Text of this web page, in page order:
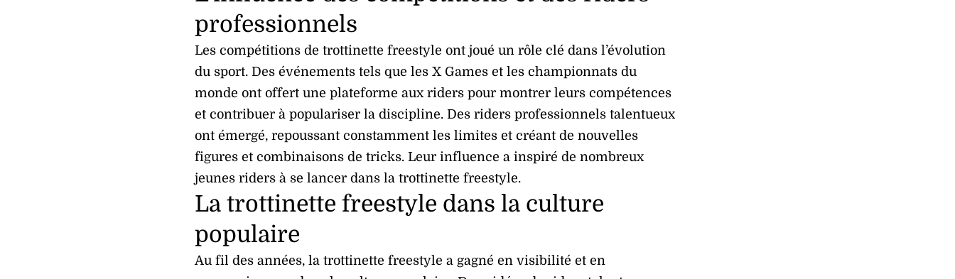
professionnels
Les compétitions de trottinette freestyle ont joué un rôle clé dans l’évolution
du sport. Des événements tels que les X Games et les championnats du
monde ont offert une plateforme aux riders pour montrer leurs compétences
et contribuer à populariser la discipline. Des riders professionnels talentueux
ont émergé, repoussant constamment les limites et créant de nouvelles
figures et combinaisons de tricks. Leur influence a inspiré de nombreux
jeunes riders à se lancer dans la trottinette freestyle.
La trottinette freestyle dans la culture
populaire
Au fil des années, la trottinette freestyle a gagné en visibilité et en